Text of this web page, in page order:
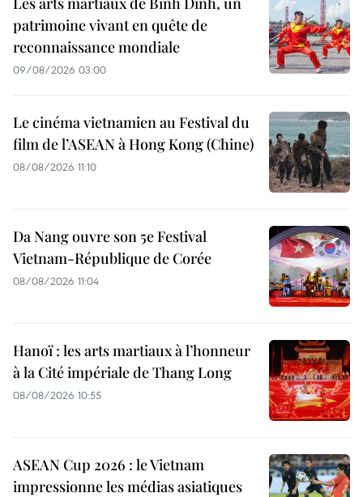
patrimoine vivant en quête de
reconnaissance mondiale
09/08/2026 03:00
Le cinéma vietnamien au Festival du
film de l’ASEAN à Hong Kong (Chine)
08/08/2026 11:10
Da Nang ouvre son 5e Festival
Vietnam-République de Corée
08/08/2026 11:04
Hanoï : les arts martiaux à l’honneur
à la Cité impériale de Thang Long
08/08/2026 10:55
ASEAN Cup 2026 : le Vietnam
impressionne les médias asiatiques